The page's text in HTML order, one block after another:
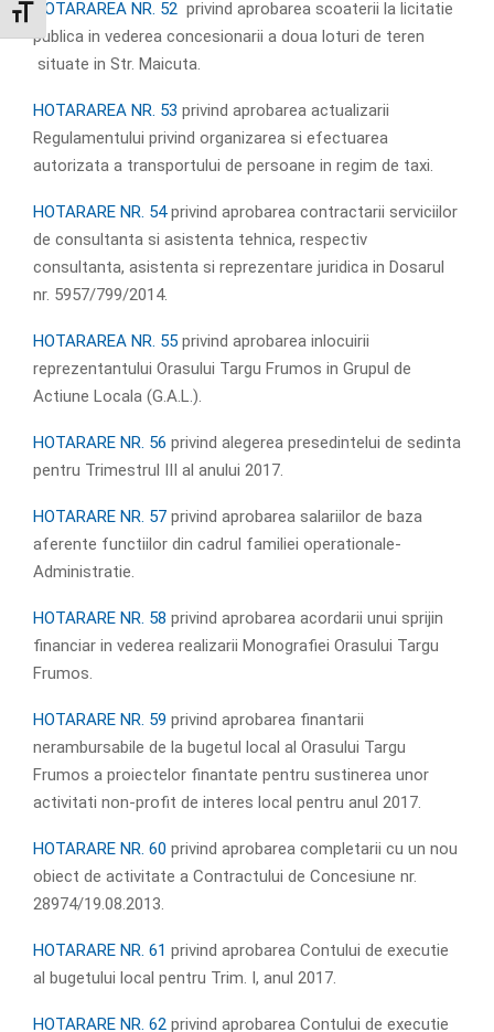
GLISOR MĂRIME FONT
HOTARAREA NR. 52 privind aprobarea scoaterii la licitatie
publica in vederea concesionarii a doua loturi de teren
situate in Str. Maicuta.
HOTARAREA NR. 53 privind aprobarea actualizarii
Regulamentului privind organizarea si efectuarea
autorizata a transportului de persoane in regim de taxi.
HOTARARE NR. 54privind aprobarea contractarii serviciilor
de consultanta si asistenta tehnica, respectiv
consultanta, asistenta si reprezentare juridica in Dosarul
nr. 5957/799/2014.
HOTARAREA NR. 55 privind aprobarea inlocuirii
reprezentantului Orasului Targu Frumos in Grupul de
Actiune Locala (G.A.L.).
HOTARARE NR. 56 privind alegerea presedintelui de sedinta
pentru Trimestrul III al anului 2017.
HOTARARE NR. 57 privind aprobarea salariilor de baza
aferente functiilor din cadrul familiei operationale-
Administratie.
HOTARARE NR. 58 privind aprobarea acordarii unui sprijin
financiar in vederea realizarii Monografiei Orasului Targu
Frumos.
HOTARARE NR. 59 privind aprobarea finantarii
nerambursabile de la bugetul local al Orasului Targu
Frumos a proiectelor finantate pentru sustinerea unor
activitati non-profit de interes local pentru anul 2017.
HOTARARE NR. 60 privind aprobarea completarii cu un nou
obiect de activitate a Contractului de Concesiune nr.
28974/19.08.2013.
HOTARARE NR. 61 privind aprobarea Contului de executie
al bugetului local pentru Trim. I, anul 2017.
HOTARARE NR. 62 privind aprobarea Contului de executie